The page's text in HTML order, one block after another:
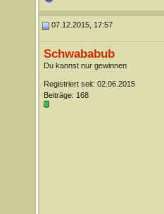
07.12.2015, 17:57
Schwababub
Du kannst nur gewinnen
Registriert seit: 02.06.2015
Beiträge: 168